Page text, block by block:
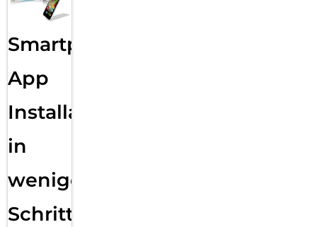
Smartphone
App
Installation
in
wenigen
Schritten